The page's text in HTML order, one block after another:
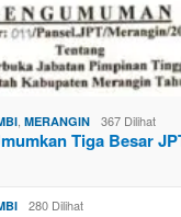
, MERANGIN 367 Dilihat
Tiga Besar
280 Dilihat